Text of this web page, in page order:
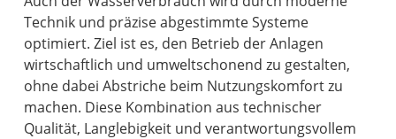
Technik und präzise abgestimmte Systeme
optimiert. Ziel ist es, den Betrieb der Anlagen
wirtschaftlich und umweltschonend zu gestalten,
ohne dabei Abstriche beim Nutzungskomfort zu
machen. Diese Kombination aus technischer
Qualität, Langlebigkeit und verantwortungsvollem